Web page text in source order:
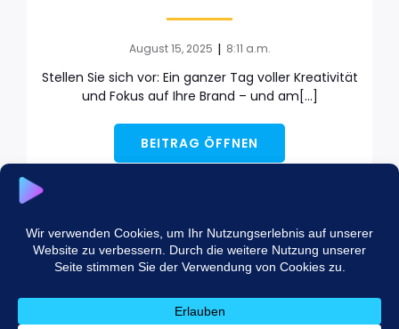
August 15, 2025 | 8:11 a.m.
Stellen Sie sich vor: Ein ganzer Tag voller Kreativität
und Fokus auf Ihre Brand – und am[…]
BEITRAG ÖFFNEN
WordPress and